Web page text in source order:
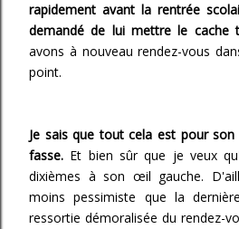
rapidement avant la rentrée
demandé de lui mettre le cache
avons à nouveau rendez-vous
point.
Je sais que tout cela est pour
fasse. Et bien sûr que je veux
dixièmes à son œil gauche.
moins pessimiste que la
ressortie démoralisée du rendez-